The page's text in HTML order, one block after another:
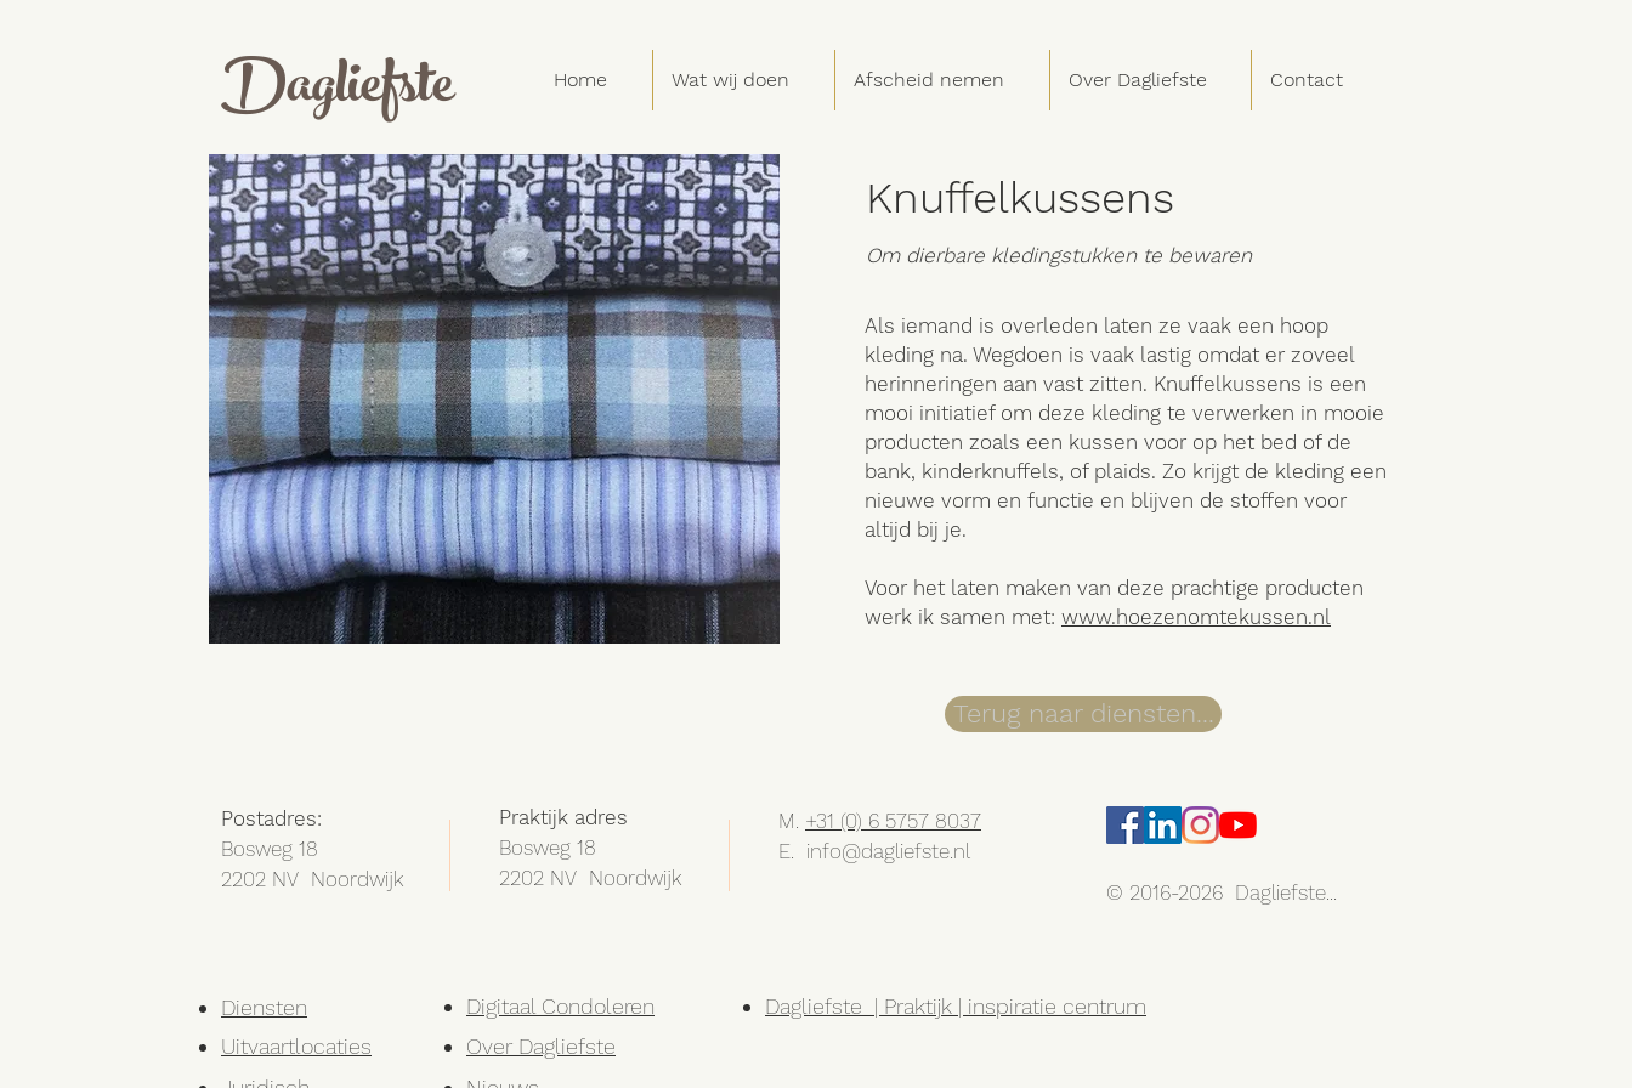
Dagliefste Home Wat wij doen Afscheid nemen Over Dagliefste Contact
Knuffelkussens
Om dierbare kledingstukken te bewaren
Als iemand is overleden laten ze vaak een hoop
kleding na. Wegdoen is vaak lastig omdat er zoveel
herinneringen aan vast zitten. Knuffelkussens is een
mooi initiatief om deze kleding te verwerken in mooie
producten zoals een kussen voor op het bed of de
bank, kinderknuffels, of plaids. Zo krijgt de kleding een
nieuwe vorm en functie en blijven de stoffen voor
altijd bij je.
Voor het laten maken van deze prachtige producten
werk ik samen met: www.hoezenomtekussen.nl
Terug naar diensten...
Postadres:
Bosweg 18
2202 NV Noordwijk
Praktijk adres
Bosweg 18
2202 NV Noordwijk
M. +31 (0) 6 5757 8037
E. info@dagliefste.nl
© 2016-2026 Dagliefste...
Diensten Digitaal Condoleren
Dagliefste | Praktijk | inspiratie centrum
Over Dagliefste
Uitvaartlocaties